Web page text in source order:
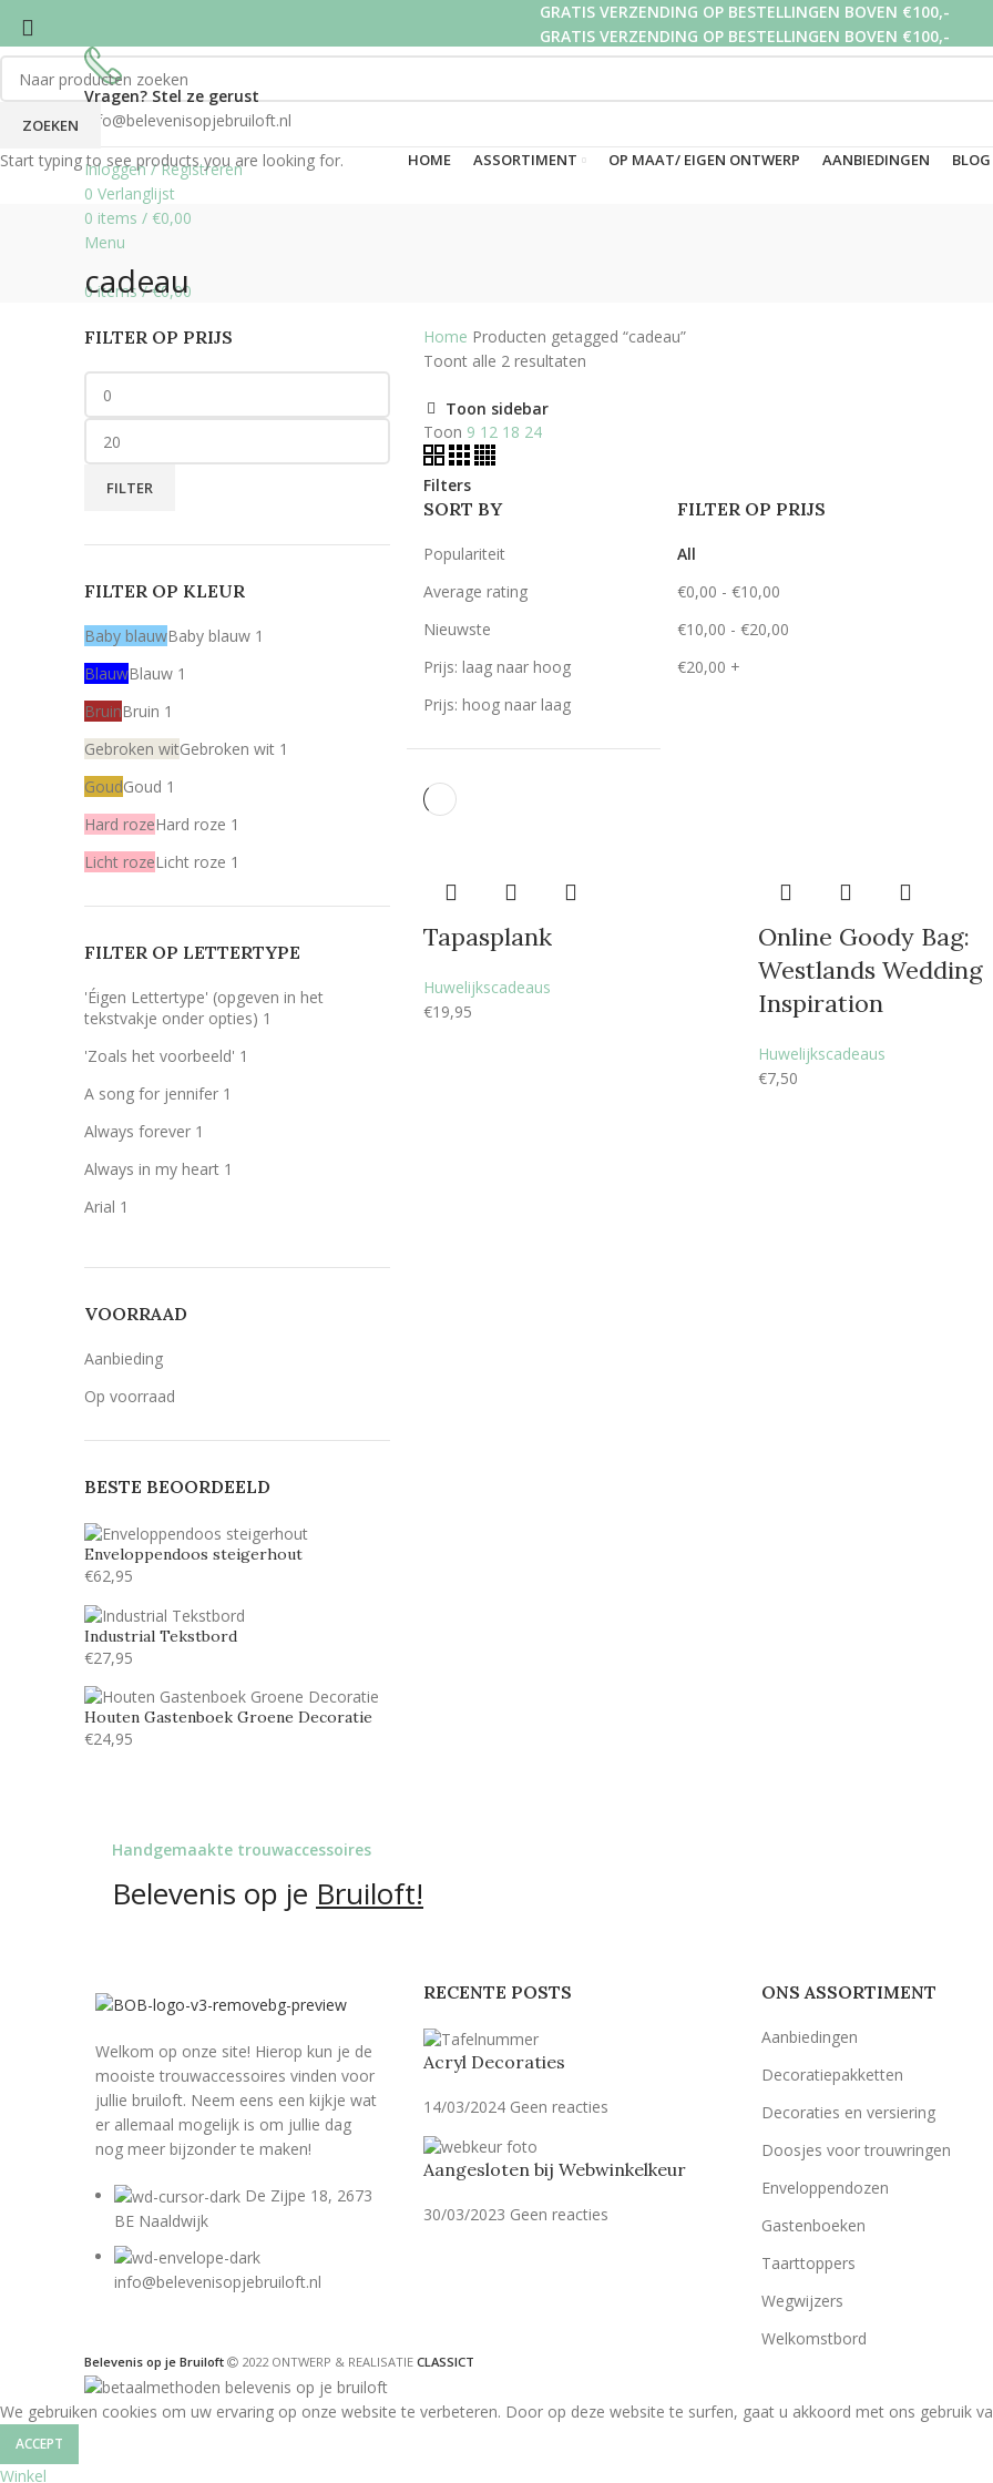
GRATIS VERZENDING OP BESTELLINGEN BOVEN €100,-
GRATIS VERZENDING OP BESTELLINGEN BOVEN €100,-
GRATIS VERZENDING OP BESTELLINGEN BOVEN €100,-
Vragen? Stel ze gerust
info@belevenisopjebruiloft.nl
Inloggen / Registreren
0 Verlanglijst
0 items / €0,00
Menu
0items / €0,00
HOME ASSORTIMENT OP MAAT/ EIGEN ONTWERP AANBIEDINGEN BLOG
cadeau
FILTER OP PRIJS
FILTER
FILTER OP KLEUR
Baby blauwBaby blauw 1
BlauwBlauw 1
BruinBruin 1
Gebroken witGebroken wit 1
GoudGoud 1
Hard rozeHard roze 1
Licht rozeLicht roze 1
ZilverZilver 1
FILTER OP LETTERTYPE
'Éigen Lettertype' (opgeven in het
tekstvakje onder opties) 1
'Zoals het voorbeeld' 1
A song for jennifer 1
Always forever 1
Always in my heart 1
Arial 1
Candlescript demo version
Century Gothic
Lavenderia 1
Stea 1
Stencil
VOORRAAD
Aanbieding
Op voorraad
BESTE BEOORDEELD
Enveloppendoos steigerhout
€62,95
Industrial Tekstbord
€27,95
Houten Gastenboek Groene Decoratie
€24,95
Home Producten getagged “cadeau”
Toont alle 2 resultaten
Toon sidebar
Toon 9 12 18 24
Filters
SORT BY
Populariteit
Average rating
Nieuwste
Prijs: laag naar hoog
Prijs: hoog naar laag
FILTER OP PRIJS
All
€0,00 - €10,00
€10,00 - €20,00
€20,00 +
Tapasplank
Huwelijkscadeaus
€19,95
Online Goody Bag:
Westlands Wedding
Inspiration
Huwelijkscadeaus
€7,50
Handgemaakte trouwaccessoires
Belevenis op je Bruiloft!
Welkom op onze site! Hierop kun je de
mooiste trouwaccessoires vinden voor
jullie bruiloft. Neem eens een kijkje wat
er allemaal mogelijk is om jullie dag
nog meer bijzonder te maken!
De Zijpe 18, 2673
BE Naaldwijk
info@belevenisopjebruiloft.nl
RECENTE POSTS
Acryl Decoraties
14/03/2024 Geen reacties
Aangesloten bij Webwinkelkeur
30/03/2023 Geen reacties
ONS ASSORTIMENT
Aanbiedingen
Decoratiepakketten
Decoraties en versiering
Doosjes voor trouwringen
Enveloppendozen
Gastenboeken
Taarttoppers
Wegwijzers
Welkomstbord
Belevenis op je Bruiloft 2022 ONTWERP & REALISATIE CLASSICT
We gebruiken cookies om uw ervaring op onze website te verbeteren. Door op deze website te surfen, gaat u akkoord met ons gebruik
ACCEPT
ZOEKEN
Start typing to see products you are looking for.
Winkel